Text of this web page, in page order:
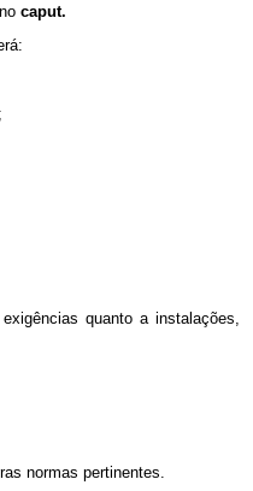
nocaput.
quanto a instalações,
normas pertinentes.